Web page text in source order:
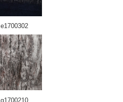
e1700302
g1700210